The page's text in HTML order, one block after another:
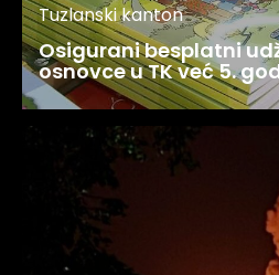
Tuzlanski kanton
Osigurani besplatni
osnovce u TK već 5.